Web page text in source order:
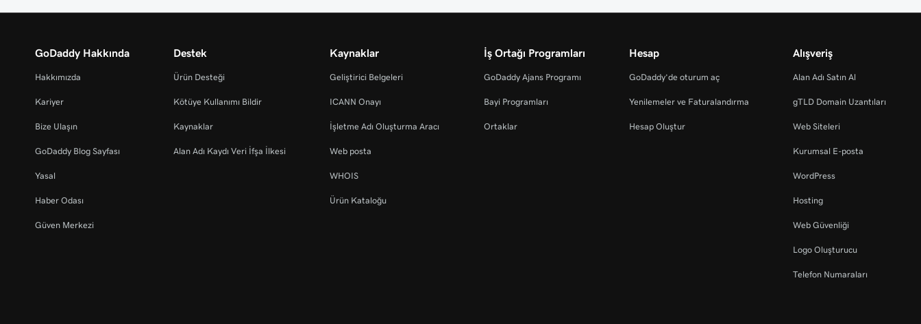
GoDaddy Hakkında
Hakkımızda
Kariyer
Bize Ulaşın
GoDaddy Blog Sayfası
Yasal
Haber Odası
Güven Merkezi
Destek
Ürün Desteği
Kötüye Kullanımı Bildir
Kaynaklar
Alan Adı Kaydı Veri İfşa İlkesi
Kaynaklar
Geliştirici Belgeleri
ICANN Onayı
İşletme Adı Oluşturma Aracı
Web posta
WHOIS
Ürün Kataloğu
İş Ortağı Programları
GoDaddy Ajans Programı
Bayi Programları
Ortaklar
Hesap
GoDaddy’de oturum aç
Yenilemeler ve Faturalandırma
Hesap Oluştur
Alışveriş
Alan Adı Satın Al
gTLD Domain Uzantıları
Web Siteleri
Kurumsal E-posta
WordPress
Hosting
Web Güvenliği
Logo Oluşturucu
Telefon Numaraları